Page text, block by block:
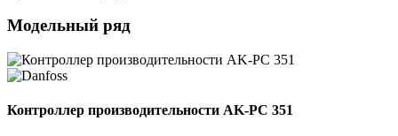
Модельный ряд
Контроллер производительности AK-PC 351